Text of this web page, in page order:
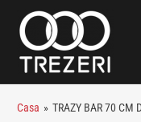
Casa » TRAZY BAR 70 CM